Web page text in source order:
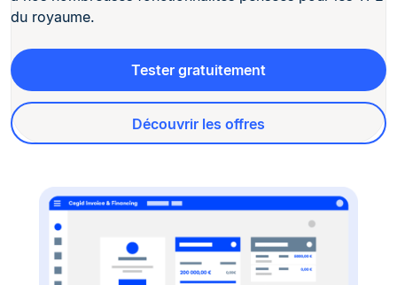
du royaume.
Tester gratuitement
Découvrir les offres